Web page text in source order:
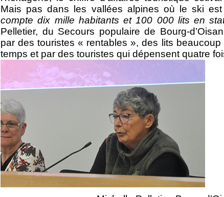
Mais pas dans les vallées alpines où le ski est
compte dix mille habitants et 100 000 lits en
Pelletier, du Secours populaire de Bourg-
par des touristes « rentables », des lits
temps et par des touristes qui dépensent quatre